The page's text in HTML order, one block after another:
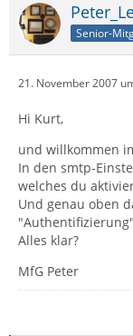
Senior-
21. November 2007
Hi Kurt,
und willkommen
In den smtp-
welches du
Und genau oben
Alles klar?
MfG Peter